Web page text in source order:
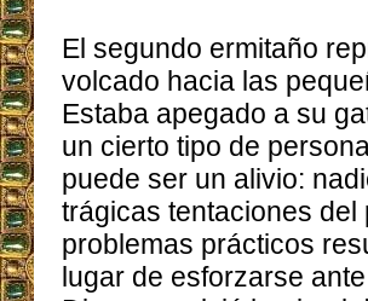
El segundo ermitaño
volcado hacia las
Estaba apegado a su
un cierto tipo de
puede ser un alivio:
trágicas tentaciones
problemas prácticos
lugar de esforzarse